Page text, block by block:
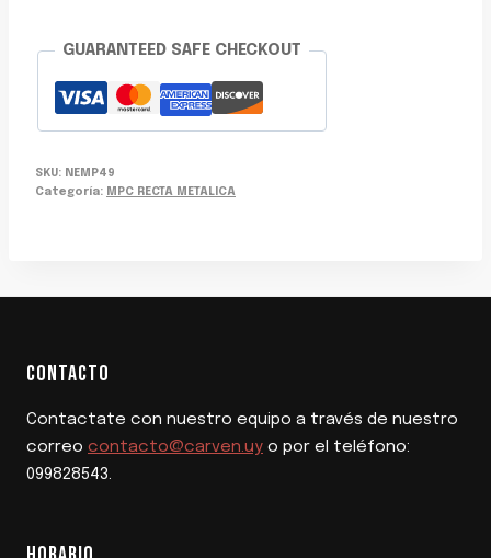
GUARANTEED SAFE CHECKOUT
SKU: NEMP49
Categoría: MPC RECTA METALICA
CONTACTO
Contactate con nuestro equipo a través de nuestro
correo contacto@carven.uy o por el teléfono:
099828543.